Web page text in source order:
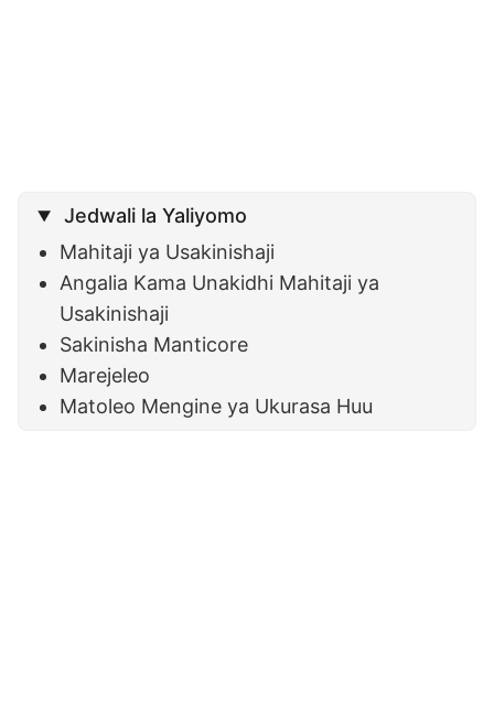
Jedwali la Yaliyomo
Mahitaji ya Usakinishaji
Angalia Kama Unakidhi Mahitaji ya
Usakinishaji
Sakinisha Manticore
Marejeleo
Matoleo Mengine ya Ukurasa Huu